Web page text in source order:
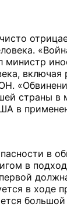
министр
страны
в
в
в
в ходе